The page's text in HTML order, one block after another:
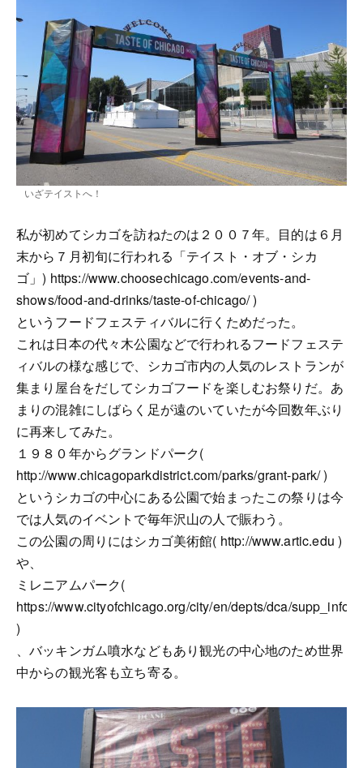
いざテイストへ！
私が初めてシカゴを訪ねたのは２００７年。目的は６月
末から７月初旬に行われる「テイスト・オブ・シカ
ゴ」) https://www.choosechicago.com/events-and-
shows/food-and-drinks/taste-of-chicago/ )
というフードフェスティバルに行くためだった。
これは日本の代々木公園などで行われるフードフェステ
ィバルの様な感じで、シカゴ市内の人気のレストランが
集まり屋台をだしてシカゴフードを楽しむお祭りだ。あ
まりの混雑にしばらく足が遠のいていたが今回数年ぶり
に再来してみた。
１９８０年からグランドパーク(
http://www.chicagoparkdistrict.com/parks/grant-park/ )
というシカゴの中心にある公園で始まったこの祭りは今
では人気のイベントで毎年沢山の人で賑わう。
この公園の周りにはシカゴ美術館( http://www.artic.edu )
や、
ミレニアムパーク(
https://www.cityofchicago.org/city/en/depts/dca/supp_info/
)
、バッキンガム噴水などもあり観光の中心地のため世界
中からの観光客も立ち寄る。